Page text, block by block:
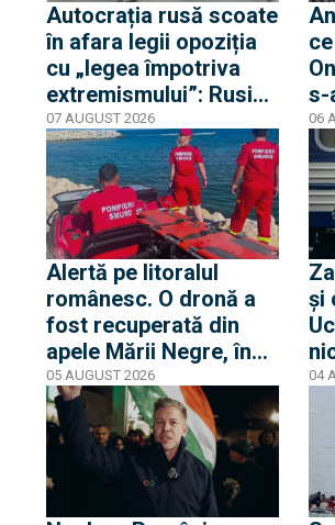
Autocrația rusă scoate
în afara legii opoziția
cu „legea împotriva
extremismului”: Rusia
declară „indizerabilă”
fundația Iuliei Navalnia,
soția opozantului
Aleksei Navalnîi, ucis
în închisorile siberiene
07 AUGUST 2026
s-
06
Alertă pe litoralul
românesc. O dronă a
fost recuperată din
apele Mării Negre, în
apropierea plajei Loft
din Mamaia
05 AUGUST 2026
și
04